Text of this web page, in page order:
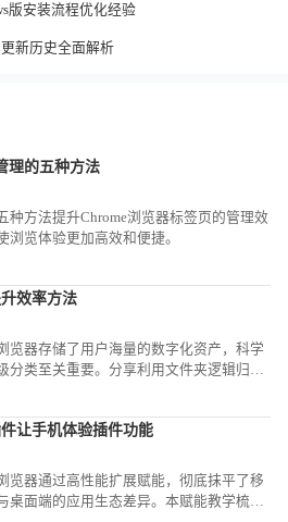
版安装流程优化经验
新历史全面解析
理的五种方法
种方法提升Chrome浏览器标签页的管理效
浏览体验更加高效和便捷。
效率方法
览器存储了用户海量的数字化资产，科学
分类至关重要。分享利用文件夹逻辑归
人知识图谱，确保资讯获取毫秒级触达，
让手机体验插件功能
览器通过高性能扩展赋能，彻底抹平了移
桌面端的应用生态差异。本赋能教学梳理